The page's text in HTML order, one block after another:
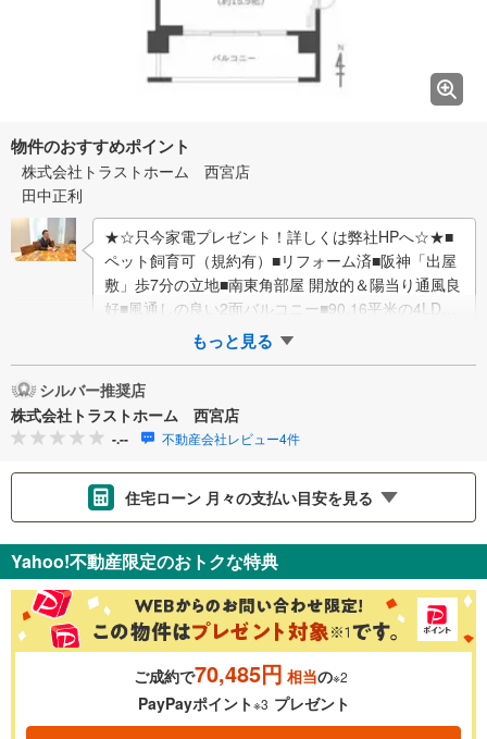
物件のおすすめポイント
株式会社トラストホーム 西宮店
田中正利
★☆只今家電プレゼント！詳しくは弊社HPへ☆★■
ペット飼育可（規約有）■リフォーム済■阪神「出屋
敷」歩7分の立地■南東角部屋 開放的＆陽当り通風良
好■風通しの良い2面バルコニー■90.16平米の4LDK 5
階部分■バルコニーに面し…
もっと見る
シルバー推奨店
株式会社トラストホーム 西宮店
-.-- 不動産会社レビュー4件
住宅ローン 月々の支払い目安を見る
金利 ％
0.01%
Yahoo!不動産限定のおトクな特典
ご成約で70,485円 相当の※2
PayPayポイント※3 プレゼント